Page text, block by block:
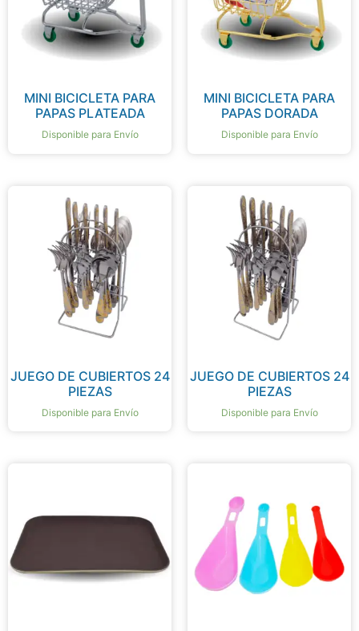
MINI BICICLETA PARA
PAPAS PLATEADA
Disponible para Envío
MINI BICICLETA PARA
PAPAS DORADA
Disponible para Envío
JUEGO DE CUBIERTOS 24
PIEZAS
Disponible para Envío
JUEGO DE CUBIERTOS 24
PIEZAS
Disponible para Envío